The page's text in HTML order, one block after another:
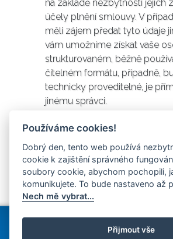
na základě nezbytnosti jejich
účely plnění smlouvy. V
měli zájem předat tyto údaje
vám umožníme získat vaše
strukturovaném, běžně
čitelném formátu, případně,
technicky proveditelné, je
jinému správci.
V případě jakýchkoli nejasností, či
můžete kdykoli obrátit písemně na
Karlovy Vary a.s., U Imperiálu 7/31,
Vary, nebo emailem na
Imperial Karlovy Vary a.s., U Imperiálu 7/
Používáme cookies!
Dobrý den, tento web používá
cookie k zajištění správného
soubory cookie, abychom pochopili,
komunikujete. To bude nastaveno až
Nech mě vybrat...
Přijmout vše